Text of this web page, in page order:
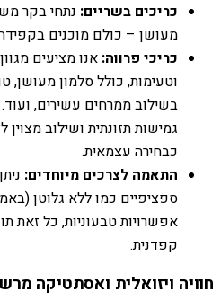
כריכים בשריים: נתחי בקר
מעושן – כולם מוכנים בקפידה
כריכי פרווה: אנו מציעים
וטעימות, כולל סלמון מעושן,
בשילוב ממרחים עשירים,
גמישות תזונתית ושילוב
כבחירה עצמאית.
התאמה לצרכים מיוחדים:
ספציפיים כמו ללא גלוטן
אפשרויות טבעוניות, כל זאת
קפדנית.
חוויה ויזואלית ואסתטיקה